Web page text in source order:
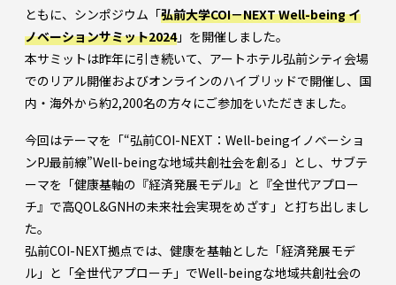
ともに、シンポジウム「弘前大学COI－NEXT Well-being イ
ノベーションサミット2024」を開催しました。
本サミットは昨年に引き続いて、アートホテル弘前シティ会場
でのリアル開催およびオンラインのハイブリッドで開催し、国
内・海外から約2,200名の方々にご参加をいただきました。
今回はテーマを「“弘前COI-NEXT：Well-beingイノベーショ
ンPJ最前線”Well-beingな地域共創社会を創る」とし、サブテ
ーマを「健康基軸の『経済発展モデル』と『全世代アプロー
チ』で高QOL&GNHの未来社会実現をめざす」と打ち出しまし
た。
弘前COI-NEXT拠点では、健康を基軸とした「経済発展モデ
ル」と「全世代アプローチ」でWell-beingな地域共創社会の